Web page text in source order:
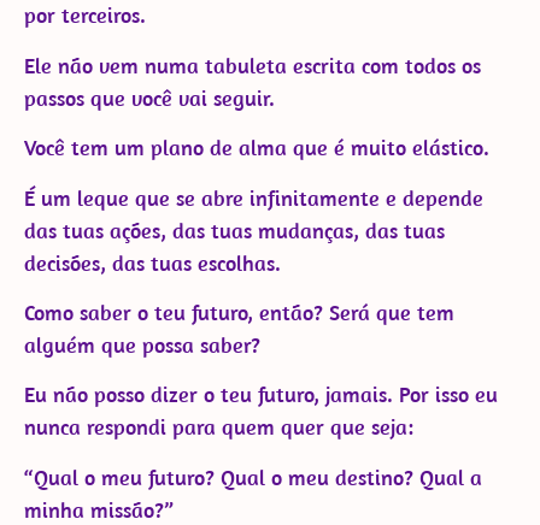
por terceiros.
Ele não vem numa tabuleta escrita com todos os
passos que você vai seguir.
Você tem um plano de alma que é muito elástico.
É um leque que se abre infinitamente e depende
das tuas ações, das tuas mudanças, das tuas
decisões, das tuas escolhas.
Como saber o teu futuro, então? Será que tem
alguém que possa saber?
Eu não posso dizer o teu futuro, jamais. Por isso eu
nunca respondi para quem quer que seja:
“Qual o meu futuro? Qual o meu destino? Qual a
minha missão?”